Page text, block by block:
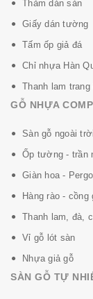
Sàn nhựa 3K
và tái tạo và
hơn vào môi
hoàn hảo cho
Thảm dán sàn
Giấy dán tường
Tấm ốp giả đá
Chỉ nhựa Hàn
Thanh lam trang
GỖ NHỰA
Sàn gỗ ngoài trời
Ốp tường - trần
Giàn hoa -
Hàng rào - cồng
Thanh lam, đà,
Vỉ gỗ lót sàn
Nhựa giả gỗ
SÀN GỖ TỰ